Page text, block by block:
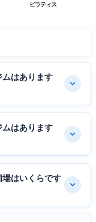
ピラティス
はあります
はあります
はいくらです